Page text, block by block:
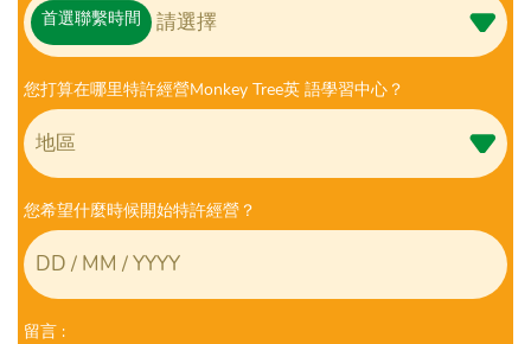
首選聯繫時間
您打算在哪里特許經營Monkey Tree英 語學習中心？
您希望什麼時候開始特許經營？
留⾔ :